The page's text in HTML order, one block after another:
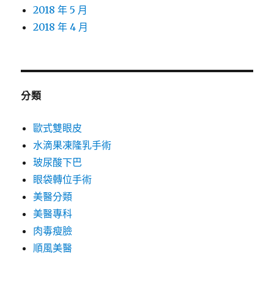
2018 年 5 月
2018 年 4 月
分類
歐式雙眼皮
水滴果凍隆乳手術
玻尿酸下巴
眼袋轉位手術
美醫分類
美醫專科
肉毒瘦臉
順風美醫